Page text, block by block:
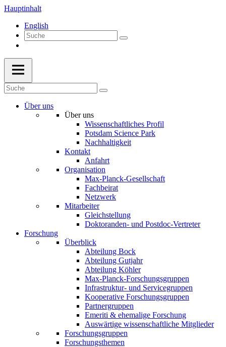
Hauptinhalt
English
Über uns
Über uns
Wissenschaftliches Profil
Potsdam Science Park
Nachhaltigkeit
Kontakt
Anfahrt
Organisation
Max-Planck-Gesellschaft
Fachbeirat
Netzwerk
Mitarbeiter
Gleichstellung
Doktoranden- und Postdoc-Vertreter
Forschung
Überblick
Abteilung Bock
Abteilung Gutjahr
Abteilung Köhler
Max-Planck-Forschungsgruppen
Infrastruktur- und Servicegruppen
Kooperative Forschungsgruppen
Partnergruppen
Emeriti & ehemalige Forschung
Auswärtige wissenschaftliche Mitglieder
Forschungsgruppen
Forschungsthemen